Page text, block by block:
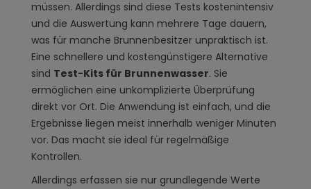
müssen. Allerdings sind diese Tests kostenintensiv
und die Auswertung kann mehrere Tage dauern,
was für manche Brunnenbesitzer unpraktisch ist.
Eine schnellere und kostengünstigere Alternative
sind Test-Kits für Brunnenwasser. Sie
ermöglichen eine unkomplizierte Überprüfung
direkt vor Ort. Die Anwendung ist einfach, und die
Ergebnisse liegen meist innerhalb weniger Minuten
vor. Das macht sie ideal für regelmäßige
Kontrollen.
Allerdings erfassen sie nur grundlegende Werte